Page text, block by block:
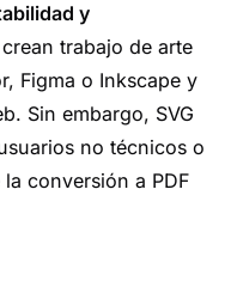
y
trabajo de arte
Figma o Inkscape y
Sin embargo, SVG
no técnicos o
conversión a PDF